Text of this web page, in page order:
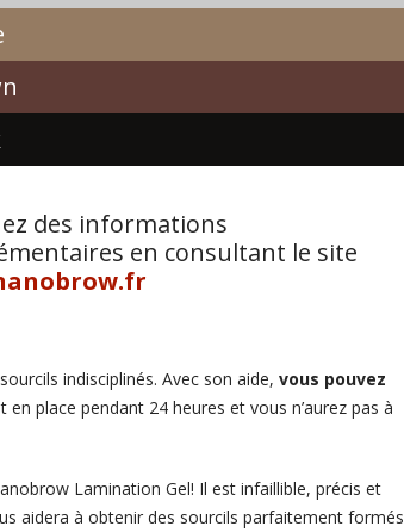
des informations
en consultant le site
indisciplinés. Avec son aide, vous pouvez
en place pendant 24 heures et vous n’aurez pas à
Lamination Gel! Il est infaillible, précis et
aidera à obtenir des sourcils parfaitement formés